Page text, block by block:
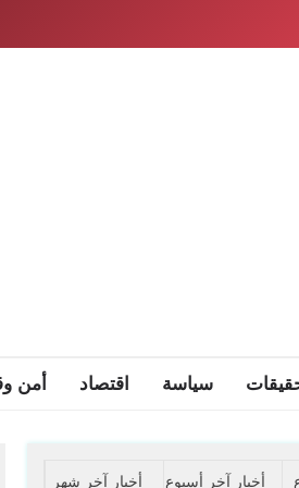
سياسة اقتصاد أمن
أخبار آخر أسبوع أخبار آخر شهر